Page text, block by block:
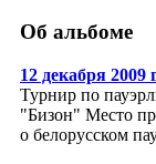
Об альбоме
12 декабря
Турнир по
"Бизон" Место
о белорусском